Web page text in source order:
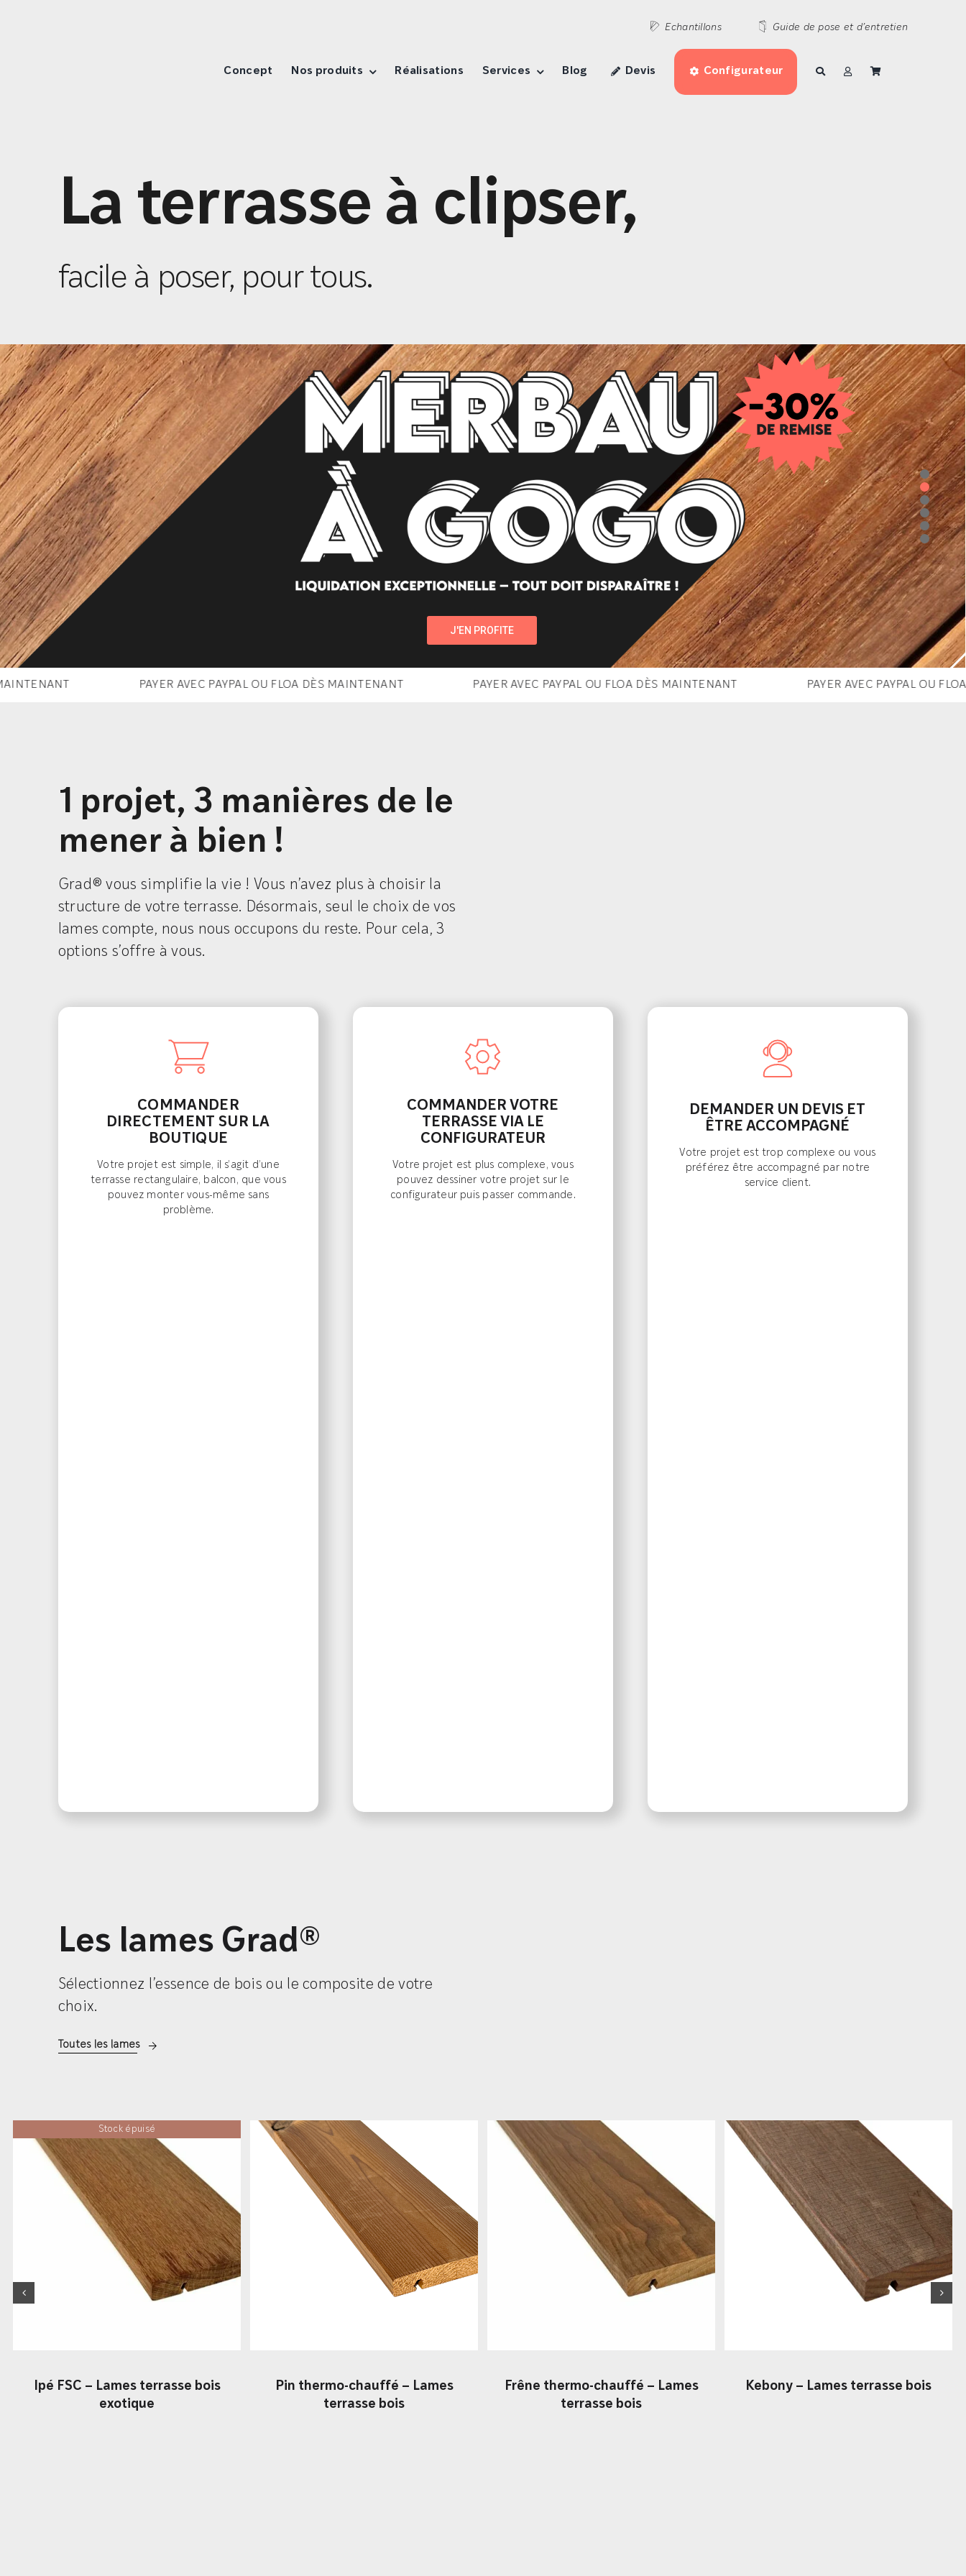
Echantillons Guide de pose et d’entretien
Concept Nos produits Réalisations Services Blog Devis Configurateur
La terrasse à clipser,
facile à poser, pour tous.
J'EN PROFITE
EN SAVOIR PLUS
PAYER AVEC PAYPAL OU FLOA DÈS MAINTENANT PAYER AVEC PAYPAL OU FLOA DÈS MAINTENANT PAYER AVEC PAYPAL OU FLOA DÈS
1 projet, 3 manières de le
mener à bien !
Grad® vous simplifie la vie ! Vous n’avez plus à choisir la
structure de votre terrasse. Désormais, seul le choix de vos
lames compte, nous nous occupons du reste. Pour cela, 3
options s’offre à vous.
COMMANDER
DIRECTEMENT SUR LA
BOUTIQUE
Votre projet est simple, il s’agit d’une
terrasse rectangulaire, balcon, que vous
pouvez monter vous-même sans
problème.
COMMANDER VOTRE
TERRASSE VIA LE
CONFIGURATEUR
Votre projet est plus complexe, vous
pouvez dessiner votre projet sur le
configurateur puis passer commande.
DEMANDER UN DEVIS ET
ÊTRE ACCOMPAGNÉ
Votre projet est trop complexe ou vous
préférez être accompagné par notre
service client.
Les lames Grad®
Sélectionnez l’essence de bois ou le composite de votre
choix.
Toutes les lames
Stock épuisé
Ipé FSC – Lames terrasse bois
exotique
Pin thermo-chauffé – Lames
terrasse bois
Frêne thermo-chauffé – Lames
terrasse bois
Kebony – Lames terrasse bois